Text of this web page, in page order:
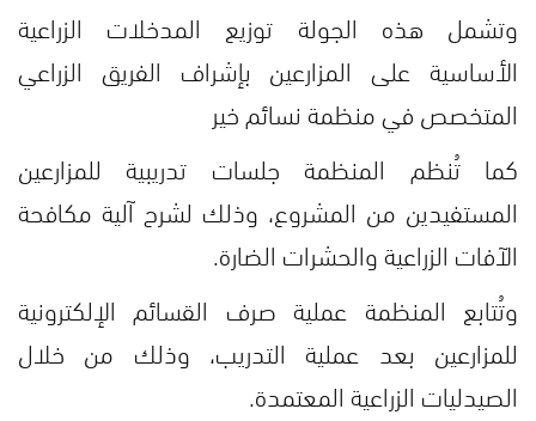
وتشمل هذه الجولة توزيع المدخلات الزراعية
الأساسية على المزارعين بإشراف الفريق الزراعي
المتخصص في منظمة نسائم خير
كما تُنظم المنظمة جلسات تدريبية للمزارعين
المستفيدين من المشروع، وذلك لشرح آلية مكافحة
الآفات الزراعية والحشرات الضارة.
وتُتابع المنظمة عملية صرف القسائم الإلكترونية
للمزارعين بعد عملية التدريب، وذلك من خلال
الصيدليات الزراعية المعتمدة.